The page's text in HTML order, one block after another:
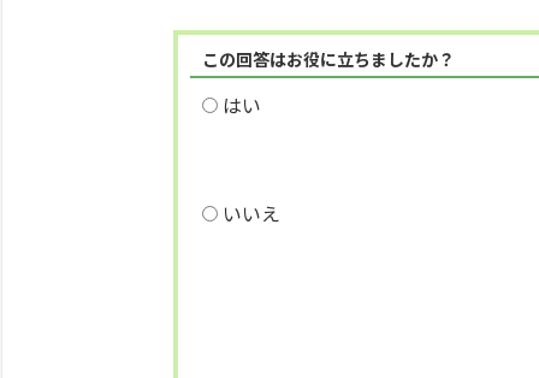
この回答はお役に立ちましたか？
はい
いいえ